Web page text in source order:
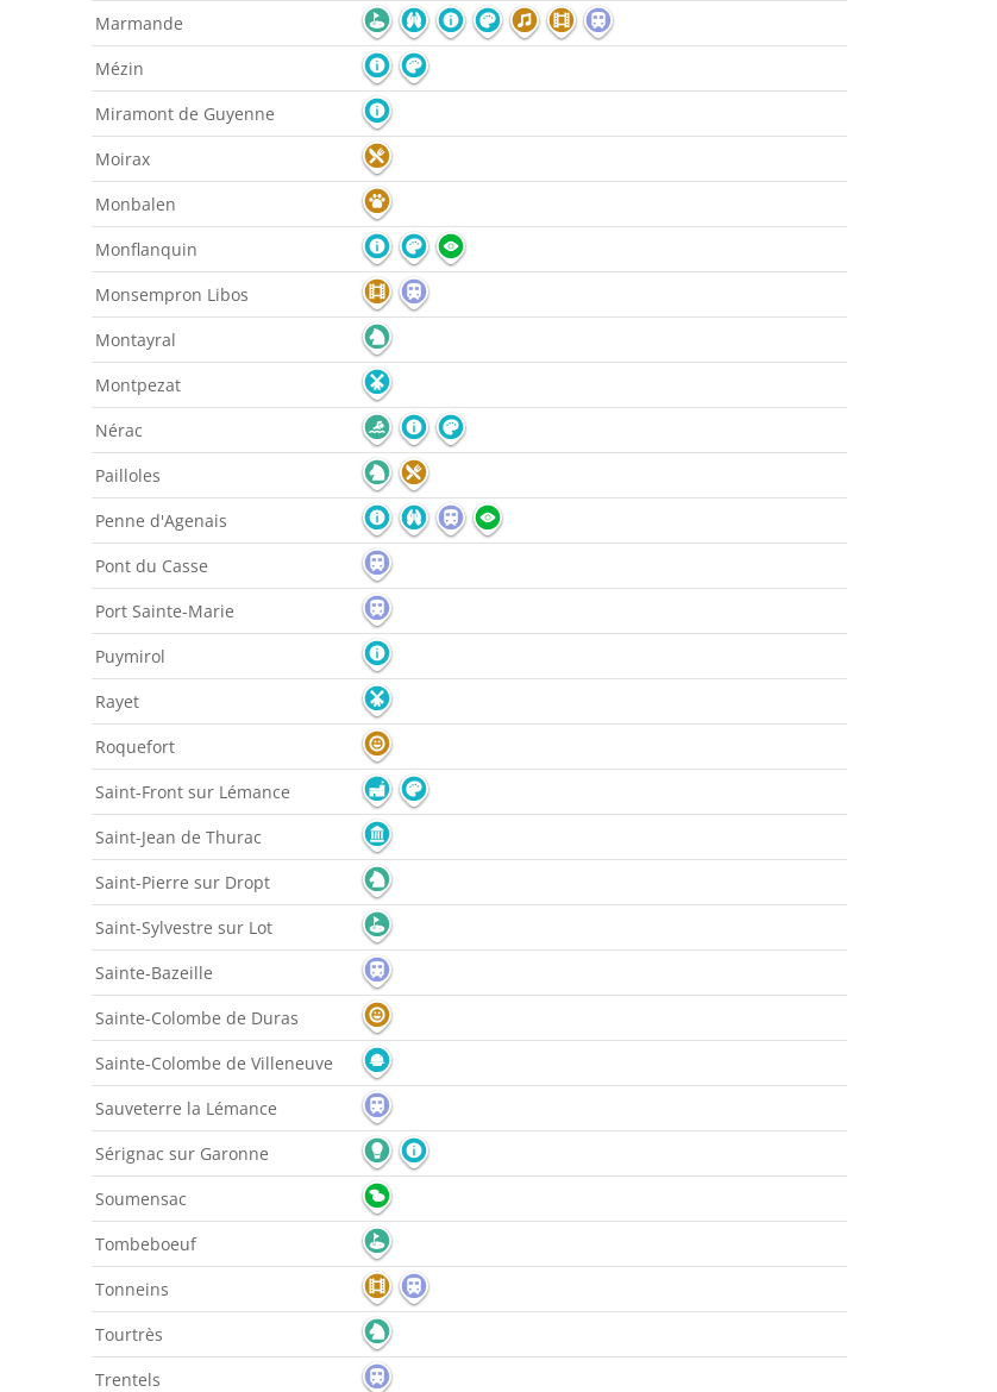
Marmande
Mézin
Miramont de Guyenne
Moirax
Monbalen
Monflanquin
Monsempron Libos
Montayral
Montpezat
Nérac
Pailloles
Penne d'Agenais
Pont du Casse
Port Sainte-Marie
Puymirol
Rayet
Roquefort
Saint-Front sur Lémance
Saint-Jean de Thurac
Saint-Pierre sur Dropt
Saint-Sylvestre sur Lot
Sainte-Bazeille
Sainte-Colombe de Duras
Sainte-Colombe de Villeneuve
Sauveterre la Lémance
Sérignac sur Garonne
Soumensac
Tombeboeuf
Tonneins
Tourtrès
Trentels